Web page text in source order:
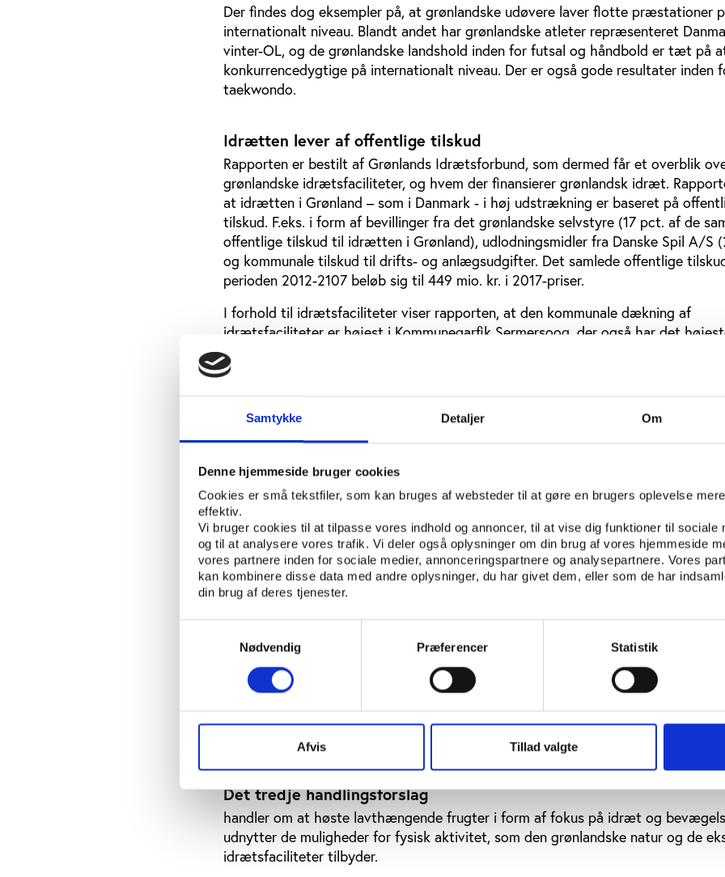
Samtykke Detaljer Om
Denne hjemmeside bruger cookies
Cookies er små tekstfiler, som kan bruges af websteder til at gøre en brugers oplevelse mere
effektiv.
Vi bruger cookies til at tilpasse vores indhold og annoncer, til at vise dig funktioner til sociale
og til at analysere vores trafik. Vi deler også oplysninger om din brug af vores hjemmeside
vores partnere inden for sociale medier, annonceringspartnere og analysepartnere. Vores
kan kombinere disse data med andre oplysninger, du har givet dem, eller som de har
din brug af deres tjenester.
Nødvendig
Præferencer Statistik
Afvis Tillad valgte
Der findes dog eksempler på, at grønlandske udøvere laver flotte præstationer
internationalt niveau. Blandt andet har grønlandske atleter repræsenteret
vinter-OL, og de grønlandske landshold inden for futsal og håndbold er tæt på
konkurrencedygtige på internationalt niveau. Der er også gode resultater inden
taekwondo.
Idrætten lever af offentlige tilskud
Rapporten er bestilt af Grønlands Idrætsforbund, som dermed får et overblik
grønlandske idrætsfaciliteter, og hvem der finansierer grønlandsk idræt.
at idrætten i Grønland – som i Danmark - i høj udstrækning er baseret på
tilskud. F.eks. i form af bevillinger fra det grønlandske selvstyre (17 pct. af de
offentlige tilskud til idrætten i Grønland), udlodningsmidler fra Danske Spil A/S
og kommunale tilskud til drifts- og anlægsudgifter. Det samlede offentlige
perioden 2012-2107 beløb sig til 449 mio. kr. i 2017-priser.
I forhold til idrætsfaciliteter viser rapporten, at den kommunale dækning af
idrætsfaciliteter er højest i Kommuneqarfik Sermersooq, der også har det
indbyggertal som hjemkommune for blandt andet Nuuk. Der er færrest
idrætsfacilitet i Qeqqata Kommunia på vestkysten, mens der er flest indbyggere
Siden den seneste registrering af idrætsfaciliteter i 2015 er der anlagt en række
kunstgræsbaner, som udgør den primære ændring i antallet af faciliteter siden
Handlingsforslag til at styrke indsatsen
Rapporten rummer tre overordnede handlingsforslag, der har til formål at styrke
i forhold den grønlandske idræt.
Det første handlingsforslag
områder fokuseres bedst muligt.
Det andet handlingsforslag
foreslår, at der udvikles en klarere strategi for facilitetsområdet, da
særligt i Grønland – er forbundet med store omkostninger til etablering.
Det tredje handlingsforslag
handler om at høste lavthængende frugter i form af fokus på idræt og
udnytter de muligheder for fysisk aktivitet, som den grønlandske natur og de
idrætsfaciliteter tilbyder.